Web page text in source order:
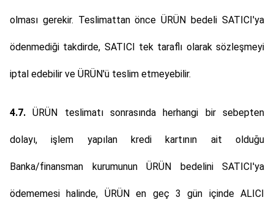
olması gerekir. Teslimattan önce ÜRÜN bedeli SATICI'ya
ödenmediği takdirde, SATICI tek taraflı olarak sözleşmeyi
iptal edebilir ve ÜRÜN'ü teslim etmeyebilir.
4.7. ÜRÜN teslimatı sonrasında herhangi bir sebepten
dolayı, işlem yapılan kredi kartının ait olduğu
Banka/finansman kurumunun ÜRÜN bedelini SATICI'ya
ödememesi halinde, ÜRÜN en geç 3 gün içinde ALICI